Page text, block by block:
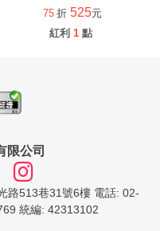
75 折 525元
紅利 1 點
限公司
路513巷31號6樓 電話: 02-
統編: 42313102